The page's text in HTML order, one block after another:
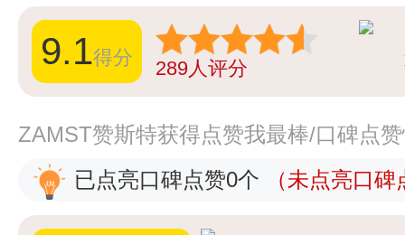
9.1得分 289人评分
ZAMST赞斯特获得点赞我最棒/口碑点
已点亮口碑点赞0个
（未点亮口